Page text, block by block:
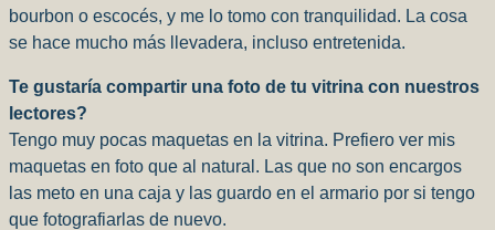
bourbon o escocés, y me lo tomo con tranquilidad. La cosa
se hace mucho más llevadera, incluso entretenida.
Te gustaría compartir una foto de tu vitrina con nuestros
lectores?
Tengo muy pocas maquetas en la vitrina. Prefiero ver mis
maquetas en foto que al natural. Las que no son encargos
las meto en una caja y las guardo en el armario por si tengo
que fotografiarlas de nuevo.